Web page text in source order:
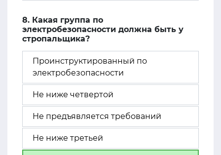
8. Какая группа по
электробезопасности должна быть у
стропальщика?
Проинструктированный по
электробезопасности
Не ниже четвертой
Не предъявляется требований
Не ниже третьей